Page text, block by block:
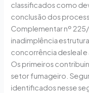
classificados como
conclusão dos
Complementar nº
inadimplência
concorrência desleal e
Os primeiros
setor fumageiro.
identificados nesse